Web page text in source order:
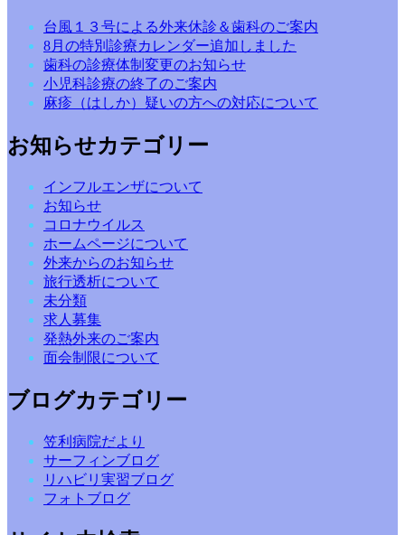
台風１３号による外来休診＆歯科のご案内
8月の特別診療カレンダー追加しました
歯科の診療体制変更のお知らせ
小児科診療の終了のご案内
麻疹（はしか）疑いの方への対応について
お知らせカテゴリー
インフルエンザについて
お知らせ
コロナウイルス
ホームページについて
外来からのお知らせ
旅行透析について
未分類
求人募集
発熱外来のご案内
面会制限について
ブログカテゴリー
笠利病院だより
サーフィンブログ
リハビリ実習ブログ
フォトブログ